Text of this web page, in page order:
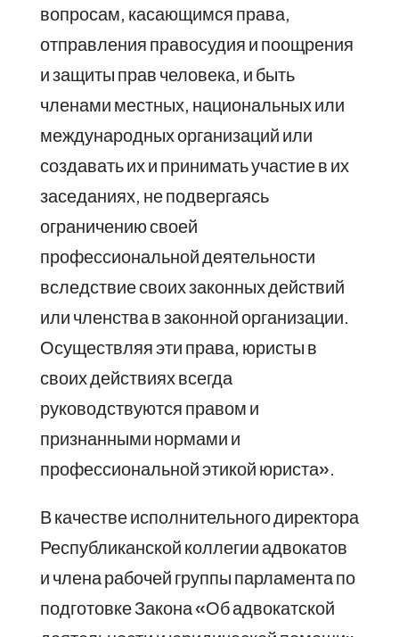
вопросам, касающимся права,
отправления правосудия и поощрения
и защиты прав человека, и быть
членами местных, национальных или
международных организаций или
создавать их и принимать участие в их
заседаниях, не подвергаясь
ограничению своей
профессиональной деятельности
вследствие своих законных действий
или членства в законной организации.
Осуществляя эти права, юристы в
своих действиях всегда
руководствуются правом и
признанными нормами и
профессиональной этикой юриста».
В качестве исполнительного директора
Республиканской коллегии адвокатов
и члена рабочей группы парламента по
подготовке Закона «Об адвокатской